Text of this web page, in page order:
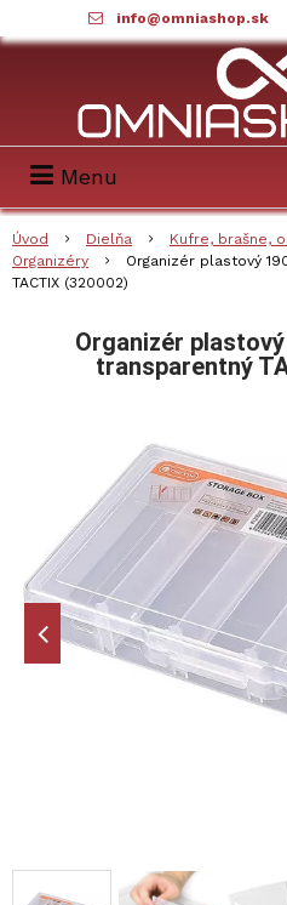
info@omniashop.sk
Menu
Úvod Dielňa
Kufre, brašne,
Organizéry
Organizér plastový
TACTIX (320002)
Organizér
transparentný